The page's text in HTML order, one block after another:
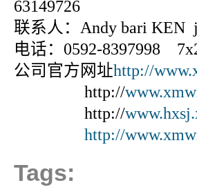
63149726
联系人：Andy bari KEN
电话：0592-8397998
公司官方网址http://
http://
http://
http://
Tags: